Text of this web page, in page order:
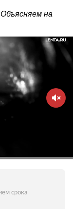
на
срока